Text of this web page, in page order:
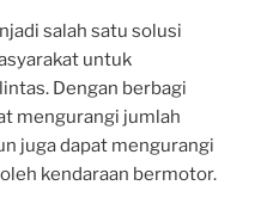
salah satu solusi
untuk
Dengan berbagi
mengurangi jumlah
juga dapat mengurangi
kendaraan bermotor.